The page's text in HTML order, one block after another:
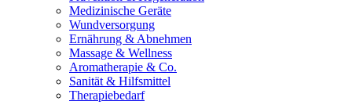
Medizinische Geräte
Wundversorgung
Ernährung & Abnehmen
Massage & Wellness
Aromatherapie & Co.
Sanität & Hilfsmittel
Therapiebedarf